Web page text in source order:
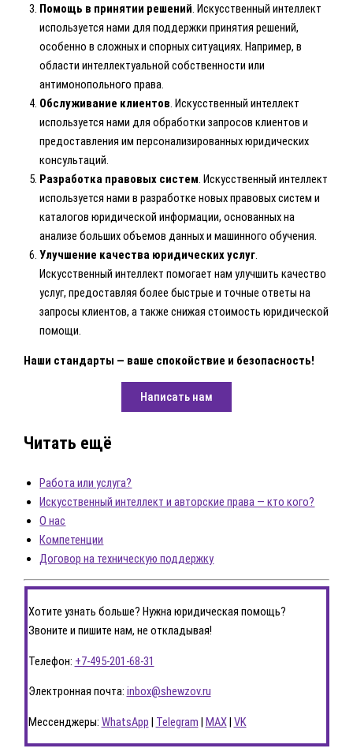
Помощь в принятии решений . Искусственный интеллект
используется нами для поддержки принятия решений,
особенно в сложных и спорных ситуациях. Например, в
области интеллектуальной собственности или
антимонопольного права.
Обслуживание клиентов . Искусственный интеллект
используется нами для обработки запросов клиентов и
предоставления им персонализированных юридических
консультаций.
Разработка правовых систем . Искусственный интеллект
используется нами в разработке новых правовых систем и
каталогов юридической информации, основанных на
анализе больших объемов данных и машинного обучения.
Улучшение качества юридических услуг
Искусственный интеллект помогает нам улучшить качество
услуг, предоставляя более быстрые и точные ответы на
запросы клиентов, а также снижая стоимость юридической
помощи.
Наши стандарты — ваше спокойствие и безопасность!
Написать нам
Читать ещё
Работа или услуга?
Искусственный интеллект и авторские права — кто кого?
О нас
Компетенции
Договор на техническую поддержку
Хотите узнать больше? Нужна юридическая помощь?
Звоните и пишите нам, не откладывая!
Телефон: +7-495-201-68-31
Электронная почта: inbox@shewzov.ru
Мессенджеры: WhatsApp | Telegram | MAX| VK